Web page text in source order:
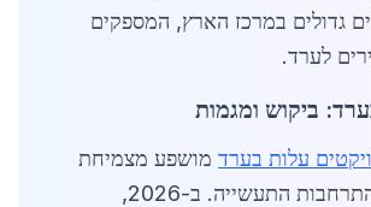
גדולים במרכז הארץ, המספקים
לערד.
ביקוש ומגמות
עלות בערד מושפע מצמיחת
האוכלוסייה והתרחבות התעשייה. ב-2026,